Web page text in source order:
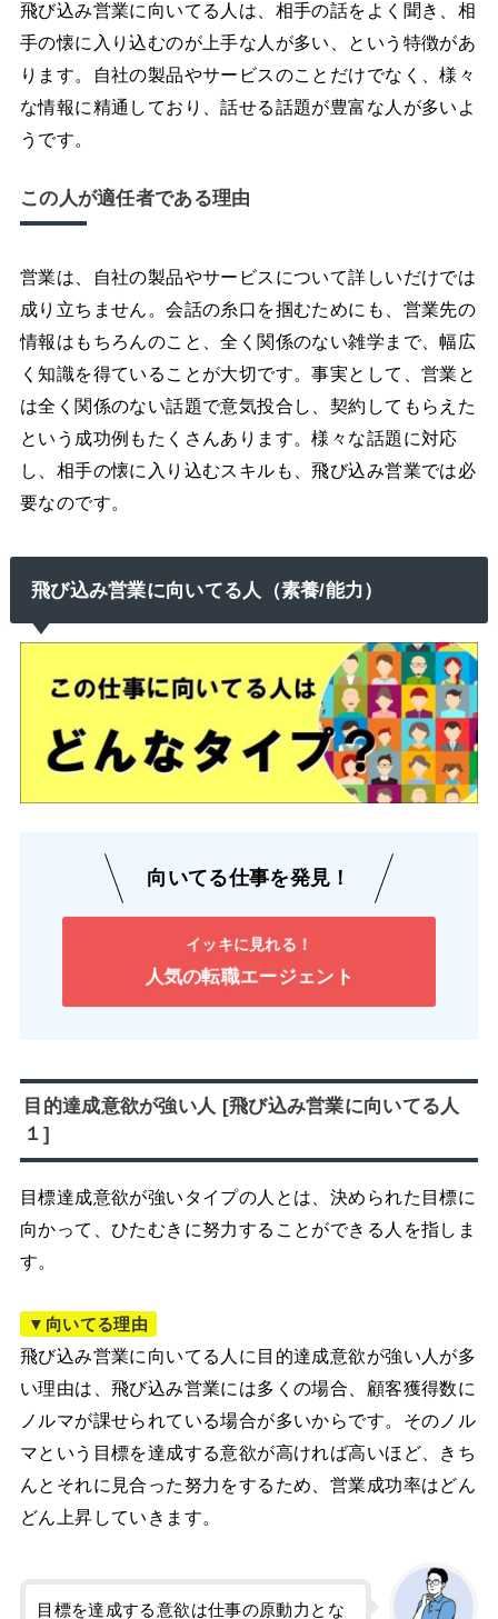
飛び込み営業に向いてる人は、相手の話をよく聞き、相
手の懐に入り込むのが上手な人が多い、という特徴があ
ります。自社の製品やサービスのことだけでなく、様々
な情報に精通しており、話せる話題が豊富な人が多いよ
うです。
この人が適任者である理由
営業は、自社の製品やサービスについて詳しいだけでは
成り立ちません。会話の糸口を掴むためにも、営業先の
情報はもちろんのこと、全く関係のない雑学まで、幅広
く知識を得ていることが大切です。事実として、営業と
は全く関係のない話題で意気投合し、契約してもらえた
という成功例もたくさんあります。様々な話題に対応
し、相手の懐に入り込むスキルも、飛び込み営業では必
要なのです。
飛び込み営業に向いてる人（素養/能力）
向いてる仕事を発見！
イッキに見れる！
人気の転職エージェント
目的達成意欲が強い人 [飛び込み営業に向いてる人
１]
目標達成意欲が強いタイプの人とは、決められた目標に
向かって、ひたむきに努力することができる人を指しま
す。
▼向いてる理由
飛び込み営業に向いてる人に目的達成意欲が強い人が多
い理由は、飛び込み営業には多くの場合、顧客獲得数に
ノルマが課せられている場合が多いからです。そのノル
マという目標を達成する意欲が高ければ高いほど、きち
んとそれに見合った努力をするため、営業成功率はどん
どん上昇していきます。
目標を達成する意欲は仕事の原動力とな